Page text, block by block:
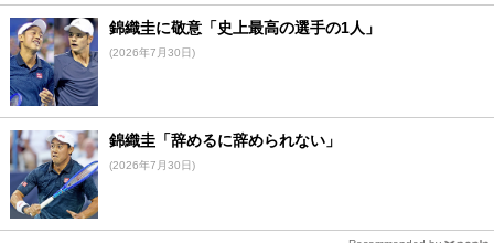
錦織圭に敬意「史上最高の選手の1人」
(2026年7月30日)
錦織圭「辞めるに辞められない」
(2026年7月30日)